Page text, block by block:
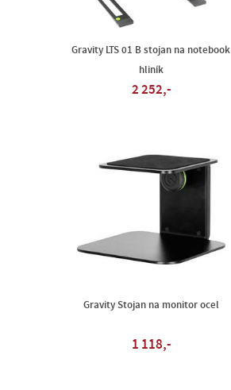
Gravity LTS 01 B stojan na notebook
hliník
2 252,-
Gravity Stojan na monitor ocel
1 118,-